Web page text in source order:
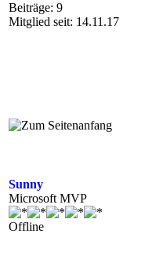
Beiträge: 9
Mitglied seit: 14.11.17
Sunny
Microsoft MVP
Offline